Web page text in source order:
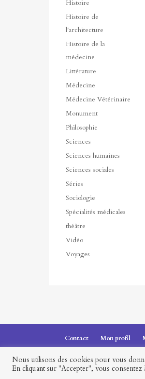
Histoire
Histoire de
l'architecture
Histoire de la
médecine
Littérature
Médecine
Médecine Vétérinaire
Monument
Philosophie
Sciences
Sciences humaines
Sciences sociales
Séries
Sociologie
Spécialités médicales
théâtre
Vidéo
Voyages
Contact Mon profil
Presses universitaires
Nous utilisons des cookies pour vous
En cliquant sur "Accepter", vous consentez